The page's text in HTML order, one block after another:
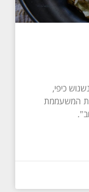
כיפי,
המשעממת